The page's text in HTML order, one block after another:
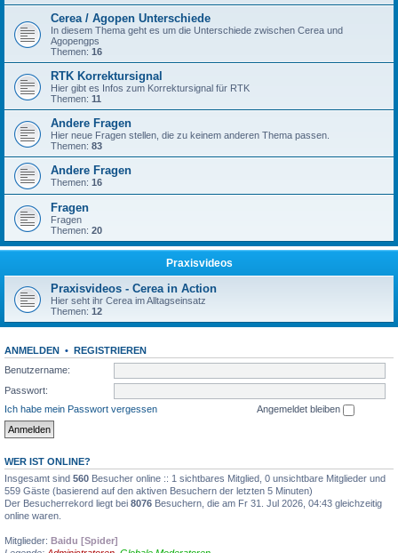
Cerea / Agopen Unterschiede
In diesem Thema geht es um die Unterschiede zwischen Cerea und
Agopengps
Themen: 16
RTK Korrektursignal
Hier gibt es Infos zum Korrektursignal für RTK
Themen: 11
Andere Fragen
Hier neue Fragen stellen, die zu keinem anderen Thema passen.
Themen: 83
Andere Fragen
Themen: 16
Fragen
Fragen
Themen: 20
Praxisvideos
Praxisvideos - Cerea in Action
Hier seht ihr Cerea im Alltagseinsatz
Themen: 12
ANMELDEN • REGISTRIEREN
Benutzername:
Passwort:
Ich habe mein Passwort vergessen
Angemeldet bleiben
WER IST ONLINE?
Insgesamt sind 560 Besucher online :: 1 sichtbares Mitglied, 0 unsichtbare Mitglieder und
559 Gäste (basierend auf den aktiven Besuchern der letzten 5 Minuten)
Der Besucherrekord liegt bei 8076 Besuchern, die am Fr 31. Jul 2026, 04:43 gleichzeitig
online waren.
Mitglieder: Baidu [Spider]